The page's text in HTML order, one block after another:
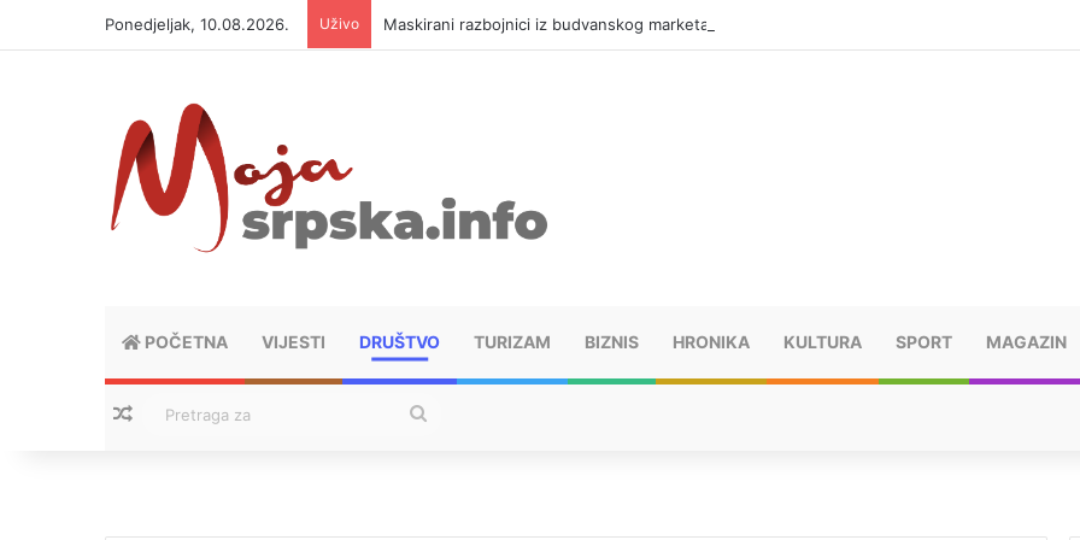
Ponedjeljak, 10.08.2026. Uživo Maskirani razbojnici iz budvanskog marketa odnijeli 320.000 evra
POČETNA VIJESTI DRUŠTVO TURIZAM BIZNIS HRONIKA KULTURA SPORT MAGAZIN
Nasumični tekstovi